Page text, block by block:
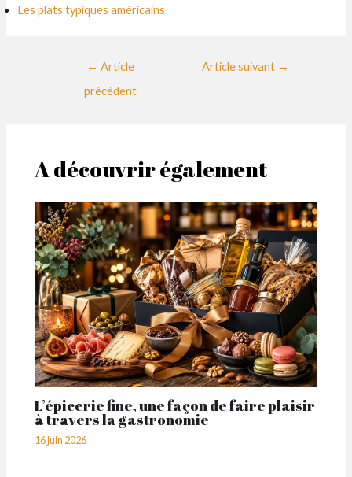
Les plats typiques américains
← Article
précédent
Article suivant →
A découvrir également
L’épicerie fine, une façon de faire plaisir
à travers la gastronomie
16 juin 2026